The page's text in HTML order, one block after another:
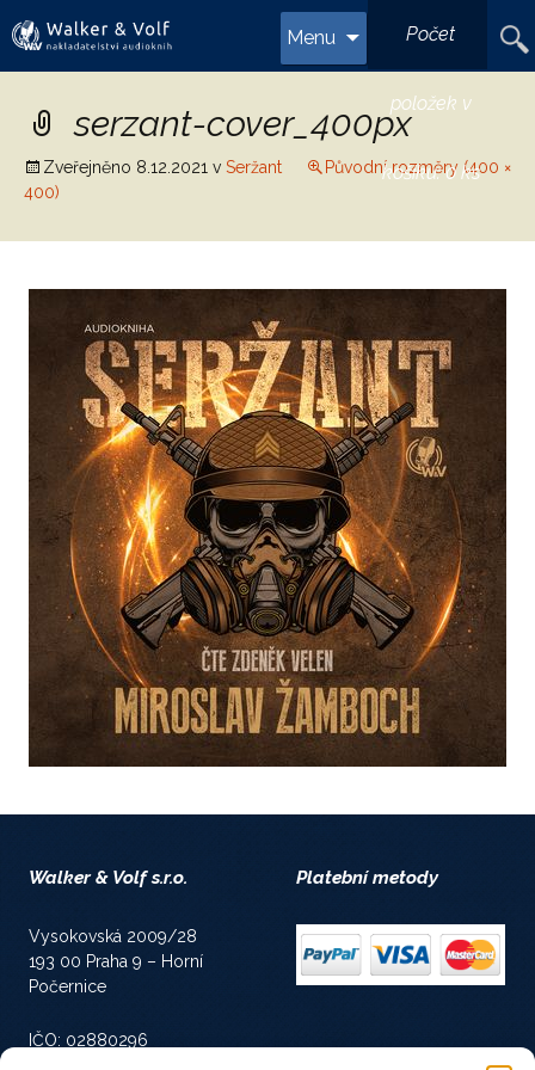
obsahu
Menu Počet
položek v
košíku:0 ks
serzant-cover_400px
Zveřejněno 8.12.2021 v Seržant
Původní rozměry (400 ×
400)
Walker & Volf s.r.o.
Vysokovská 2009/28
193 00 Praha 9 – Horní
Počernice
IČO: 02880296
Platební metody